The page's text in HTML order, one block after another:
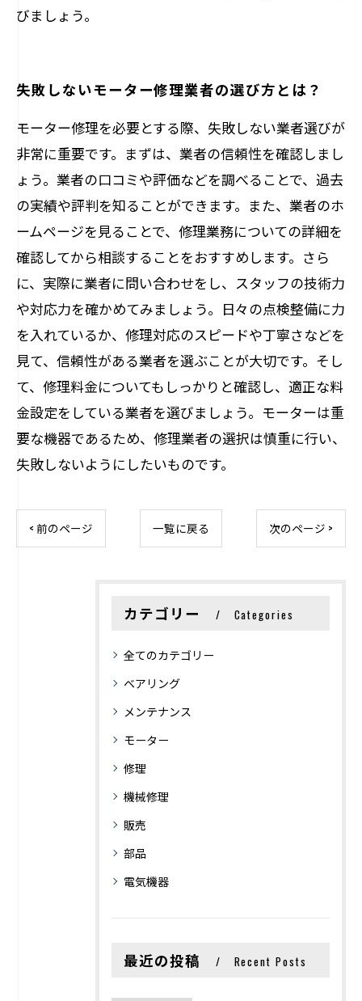
びましょう。
失敗しないモーター修理業者の選び方とは？
モーター修理を必要とする際、失敗しない業者選びが
非常に重要です。まずは、業者の信頼性を確認しまし
ょう。業者の口コミや評価などを調べることで、過去
の実績や評判を知ることができます。また、業者のホ
ームページを見ることで、修理業務についての詳細を
確認してから相談することをおすすめします。さら
に、実際に業者に問い合わせをし、スタッフの技術力
や対応力を確かめてみましょう。日々の点検整備に力
を入れているか、修理対応のスピードや丁寧さなどを
見て、信頼性がある業者を選ぶことが大切です。そし
て、修理料金についてもしっかりと確認し、適正な料
金設定をしている業者を選びましょう。モーターは重
要な機器であるため、修理業者の選択は慎重に行い、
失敗しないようにしたいものです。
< 前のページ 一覧に戻る 次のページ >
カテゴリー Categories
全てのカテゴリー
ベアリング
メンテナンス
モーター
修理
機械修理
販売
部品
電気機器
最近の投稿 Recent Posts